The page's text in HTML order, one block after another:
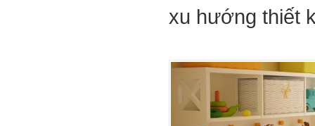
xu hướng thiết